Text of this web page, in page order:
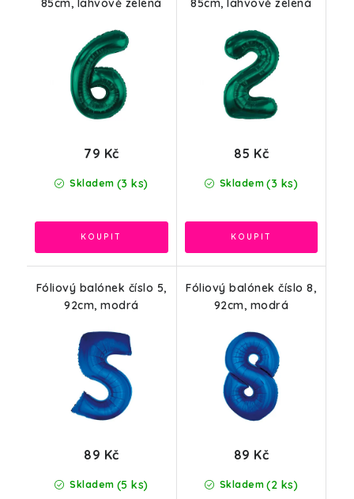
85cm, lahvově zelená
Skladem (3 ks)
79 Kč
85cm, lahvově zelená
Skladem (3 ks)
85 Kč
Fóliový balónek číslo 5,
92cm, modrá
Skladem (5 ks)
89 Kč
Fóliový balónek číslo 8,
92cm, modrá
Skladem (2 ks)
89 Kč